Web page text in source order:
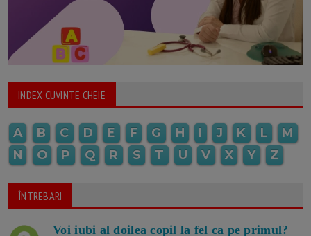
INDEX CUVINTE CHEIE
A B C D E F G H I J K L
M
N
O P Q R S T U V X Y Z
ÎNTREBARI
Voi iubi al doilea copil la fel ca pe primul?